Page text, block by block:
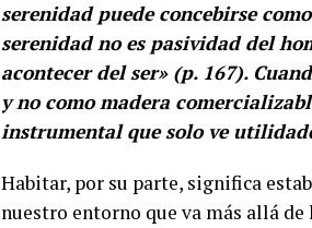
serenidad puede concebirse
serenidad no es pasividad del
acontecer del ser» (p. 167).
y no como madera
instrumental que solo ve
Habitar, por su parte, significa
nuestro entorno que va más allá